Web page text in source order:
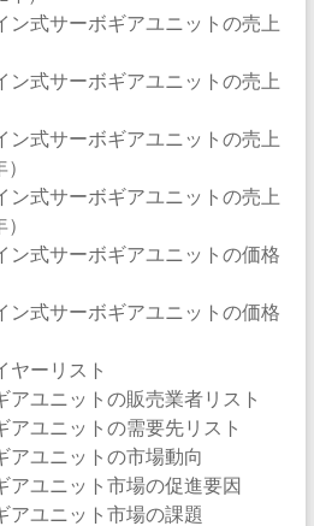
ン式サーボギアユニットの売上
ン式サーボギアユニットの売上
ン式サーボギアユニットの売上
ン式サーボギアユニットの売上
ン式サーボギアユニットの価格
ン式サーボギアユニットの価格
ヤーリスト
アユニットの販売業者リスト
アユニットの需要先リスト
アユニットの市場動向
アユニット市場の促進要因
アユニット市場の課題